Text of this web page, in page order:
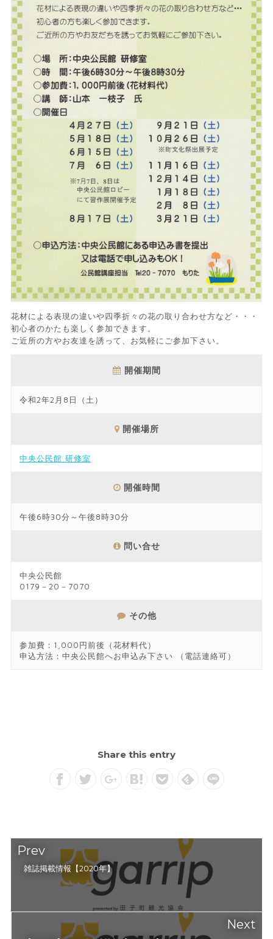
花材による表現の違いや四季折々の花の取り合わせ方など・・・
初心者のかたも楽しく参加できます。
ご近所の方やお友達を誘って、お気軽にご参加下さい。
開催期間
令和2年2月8日（土）
開催場所
中央公民館 研修室
開催時間
午後6時30分～午後8時30分
問い合せ
中央公民館
0179－20－7070
その他
参加費：1,000円前後（花材料代）
申込方法：中央公民館へお申込み下さい （電話連絡可）
Share this entry
Prev
雑誌掲載情報【2020年】
Next